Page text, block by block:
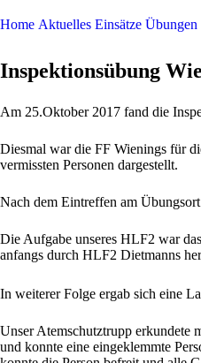
Home Aktuelles Einsätze Übungen
Inspektionsübung
Am 25.Oktober 2017 fand die
Diesmal war die FF Wienings für
vermissten Personen dargestellt.
Nach dem Eintreffen am
Die Aufgabe unseres HLF2 war
anfangs durch HLF2 Dietmanns
In weiterer Folge ergab sich eine
Unser Atemschutztrupp erkundete
und konnte eine eingeklemmte